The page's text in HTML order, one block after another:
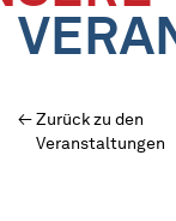
Zurück zu den
Veranstaltungen